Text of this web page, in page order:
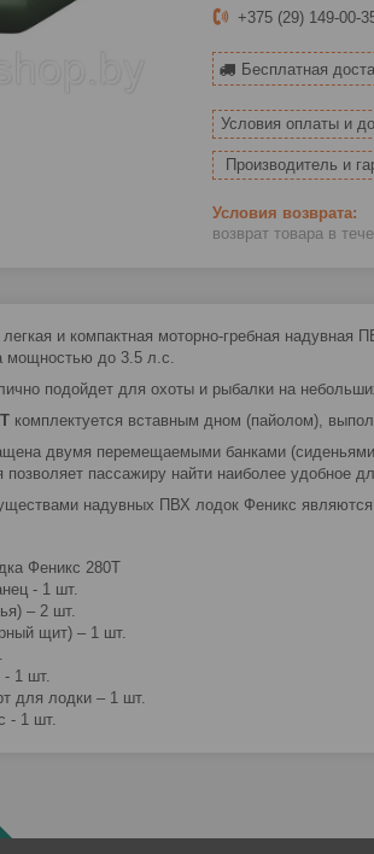
+375 (29) 149-00-
Бесплатная
Условия оплаты и
Производитель и
возврат товара в
легкая и компактная моторно-гребная надувная
мощностью до 3.5 л.с.
подойдет для охоты и рыбалки на
комплектуется вставным дном (пайолом),
двумя перемещаемыми банками
позволяет пассажиру найти наиболее удобное
надувных ПВХ лодок Феникс являются
Феникс 280T
- 1 шт.
– 2 шт.
щит) – 1 шт.
- 1 шт.
для лодки – 1 шт.
- 1 шт.